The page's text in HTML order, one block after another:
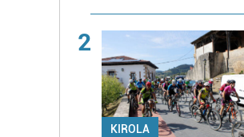
2
KIROLA